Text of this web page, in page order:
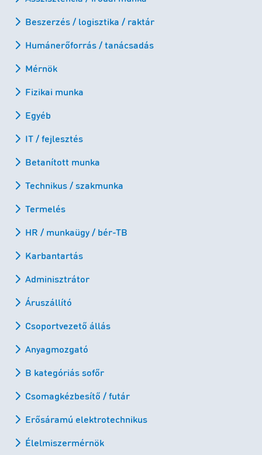
Beszerzés / logisztika / raktár
Humánerőforrás / tanácsadás
Mérnök
Fizikai munka
Egyéb
IT / fejlesztés
Betanított munka
Technikus / szakmunka
Termelés
HR / munkaügy / bér-TB
Karbantartás
Adminisztrátor
Áruszállító
Csoportvezető állás
Anyagmozgató
B kategóriás sofőr
Csomagkézbesítő / futár
Erősáramú elektrotechnikus
Élelmiszermérnök